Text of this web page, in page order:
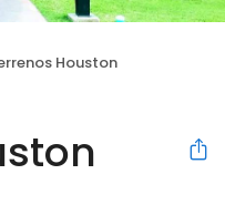
Houston